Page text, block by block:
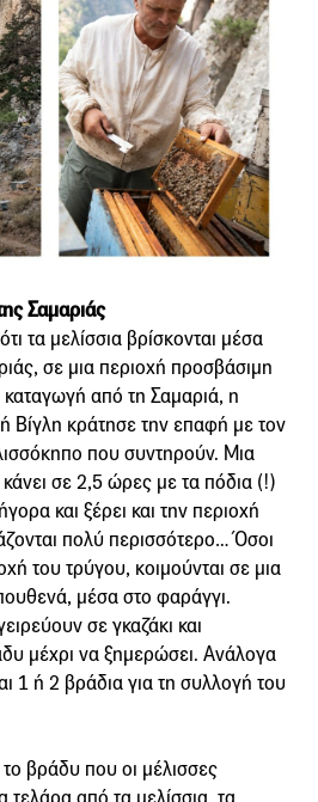
Σαμαριάς
τα μελίσσια βρίσκονται μέσα
σε μια περιοχή προσβάσιμη
από τη Σαμαριά, η
Βίγλη κράτησε την επαφή με τον
που συντηρούν. Μια
σε 2,5 ώρες με τα πόδια (!)
και ξέρει και την περιοχή
πολύ περισσότερο… Όσοι
του τρύγου, κοιμούνται σε μια
μέσα στο φαράγγι.
σε γκαζάκι και
μέχρι να ξημερώσει. Ανάλογα
1 ή 2 βράδια για τη συλλογή του
βράδυ που οι μέλισσες